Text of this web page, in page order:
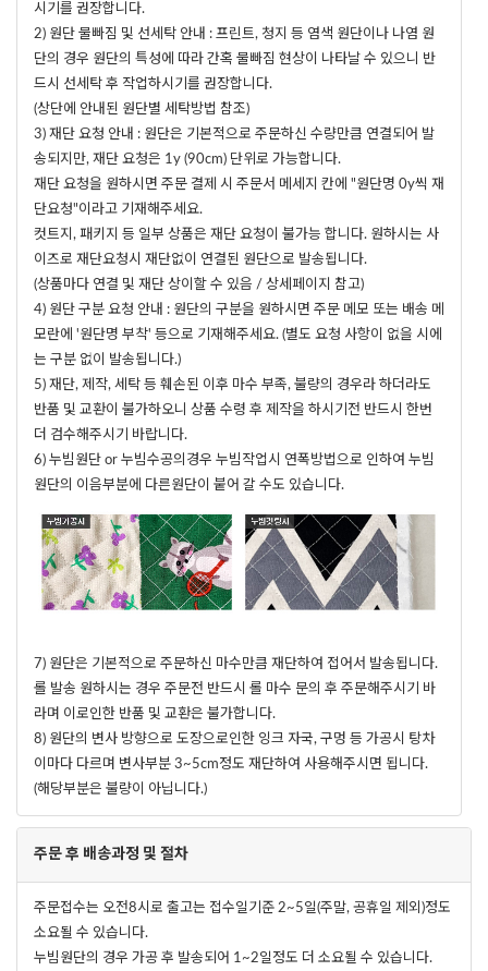
시기를 권장합니다.
2) 원단 물빠짐 및 선세탁 안내 : 프린트, 청지 등 염색 원단이나 나염 원
단의 경우 원단의 특성에 따라 간혹 물빠짐 현상이 나타날 수 있으니 반
드시 선세탁 후 작업하시기를 권장합니다.
(상단에 안내된 원단별 세탁방법 참조)
3) 재단 요청 안내 : 원단은 기본적으로 주문하신 수량만큼 연결되어 발
송되지만, 재단 요청은 1y (90cm) 단위로 가능합니다.
재단 요청을 원하시면 주문 결제 시 주문서 메세지 칸에 "원단명 0y씩 재
단요청"이라고 기재해주세요.
컷트지, 패키지 등 일부 상품은 재단 요청이 불가능 합니다. 원하시는 사
이즈로 재단요청시 재단없이 연결된 원단으로 발송됩니다.
(상품마다 연결 및 재단 상이할 수 있음 / 상세페이지 참고)
4) 원단 구분 요청 안내 : 원단의 구분을 원하시면 주문 메모 또는 배송 메
모란에 '원단명 부착' 등으로 기재해주세요. (별도 요청 사항이 없을 시에
는 구분 없이 발송됩니다.)
5) 재단, 제작, 세탁 등 훼손된 이후 마수 부족, 불량의 경우라 하더라도
반품 및 교환이 불가하오니 상품 수령 후 제작을 하시기전 반드시 한번
더 검수해주시기 바랍니다.
6) 누빔원단 or 누빔수공의경우 누빔작업시 연폭방법으로 인하여 누빔
원단의 이음부분에 다른원단이 붙어 갈 수도 있습니다.
7) 원단은 기본적으로 주문하신 마수만큼 재단하여 접어서 발송됩니다.
롤 발송 원하시는 경우 주문전 반드시 롤 마수 문의 후 주문해주시기 바
라며 이로인한 반품 및 교환은 불가합니다.
8) 원단의 변사 방향으로 도장으로인한 잉크 자국, 구멍 등 가공시 탕차
이마다 다르며 변사부분 3~5cm정도 재단하여 사용해주시면 됩니다.
(해당부분은 불량이 아닙니다.)
주문 후 배송과정 및 절차
주문접수는 오전8시로 출고는 접수일기준 2~5일(주말, 공휴일 제외)정도
소요될 수 있습니다.
누빔원단의 경우 가공 후 발송되어 1~2일정도 더 소요될 수 있습니다.